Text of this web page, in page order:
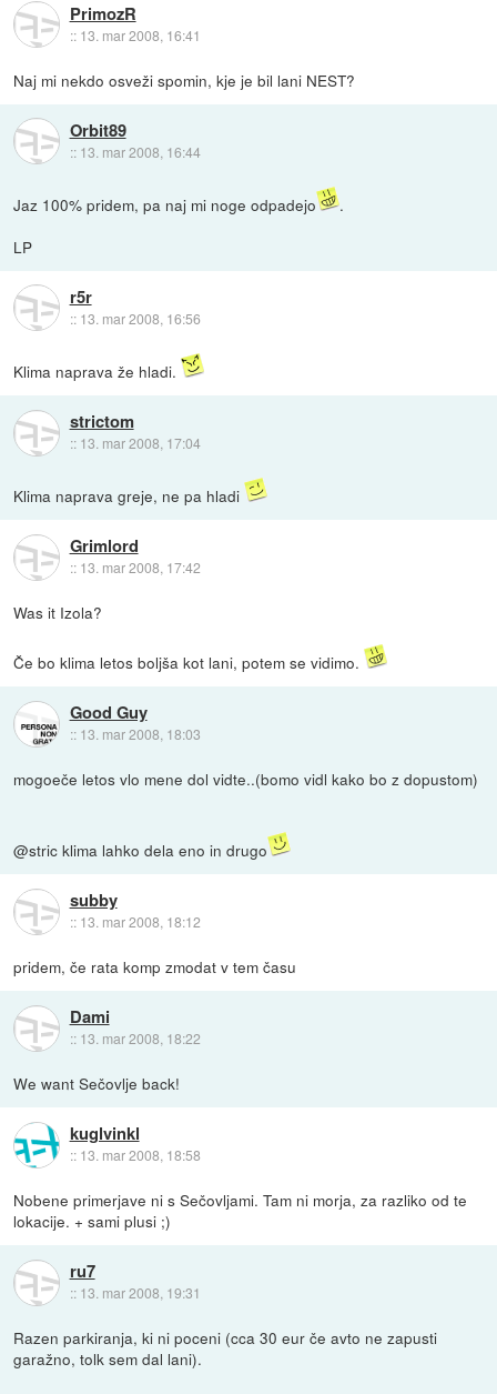
PrimozR
:: 13. mar 2008, 16:41
Naj mi nekdo osveži spomin, kje je bil lani NEST?
Orbit89
:: 13. mar 2008, 16:44
Jaz 100% pridem, pa naj mi noge odpadejo
.
LP
r5r
:: 13. mar 2008, 16:56
Klima naprava že hladi.
strictom
:: 13. mar 2008, 17:04
Klima naprava greje, ne pa hladi
Grimlord
:: 13. mar 2008, 17:42
Was it Izola?
Če bo klima letos boljša kot lani, potem se vidimo.
Good Guy
:: 13. mar 2008, 18:03
mogoeče letos vlo mene dol vidte..(bomo vidl kako bo z dopustom)
@stric klima lahko dela eno in drugo
subby
:: 13. mar 2008, 18:12
pridem, če rata komp zmodat v tem času
Dami
:: 13. mar 2008, 18:22
We want Sečovlje back!
kuglvinkl
:: 13. mar 2008, 18:58
Nobene primerjave ni s Sečovljami. Tam ni morja, za razliko od te
lokacije. + sami plusi ;)
ru7
:: 13. mar 2008, 19:31
Razen parkiranja, ki ni poceni (cca 30 eur če avto ne zapusti
garažno, tolk sem dal lani).